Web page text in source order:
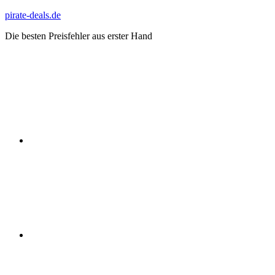
Zum
springen
pirate-deals.de
Die besten Preisfehler aus erster Hand